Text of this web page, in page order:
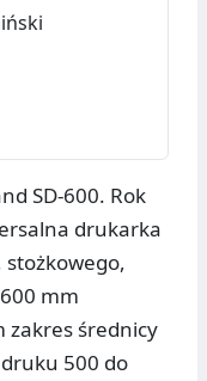
SD-600. Rok
drukarka
stożkowego,
mm
zakres średnicy
500 do